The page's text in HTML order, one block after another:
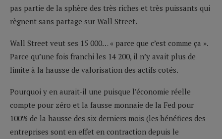
pas partie de la sphère des très riches et très puissants qui
règnent sans partage sur Wall Street.
Wall Street veut ses 15 000… « parce que c’est comme ça ».
Parce qu’une fois franchi les 14 200, il n’y avait plus de
limite à la hausse de valorisation des actifs cotés.
Pourquoi y en aurait-il une puisque l’économie réelle
compte pour zéro et la fausse monnaie de la Fed pour
100% de la hausse des six derniers mois (les bénéfices des
entreprises sont en effet en contraction depuis le